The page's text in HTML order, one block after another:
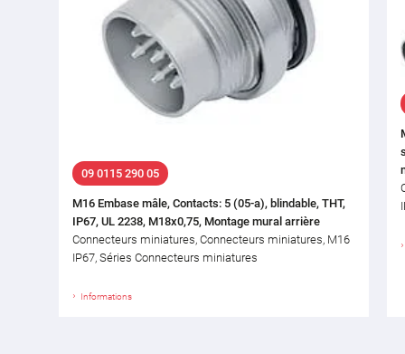
09 0115 290 05
M16 Embase mâle, Contacts: 5 (05-a), blindable, THT,
IP67, UL 2238, M18x0,75, Montage mural arrière
Connecteurs miniatures, Connecteurs miniatures, M16
IP67, Séries Connecteurs miniatures
Informations